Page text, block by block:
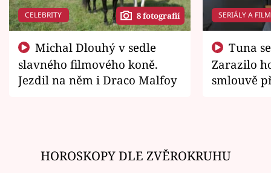
CELEBRITY 8 fotografií
slavného filmového koně.
Jezdil na něm i Draco Malfoy
SERIÁLY A
Zarazilo
smlouvě
HOROSKOPY DLE ZVĚROKRUHU